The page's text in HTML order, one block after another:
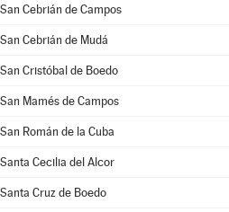
San Cebrián de Campos
San Cebrián de Mudá
San Cristóbal de Boedo
San Mamés de Campos
San Román de la Cuba
Santa Cecilia del Alcor
Santa Cruz de Boedo